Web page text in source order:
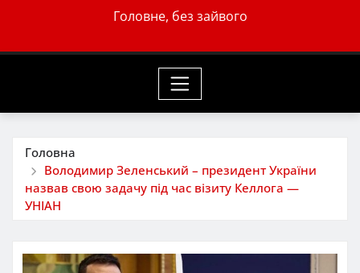
Головне, без зайвого
Головна
Володимир Зеленський – президент України
назвав свою задачу під час візиту Келлога —
УНІАН